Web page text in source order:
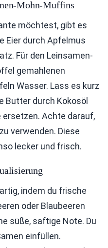
Mohn-Muffins
möchtest, gibt es
Eier durch Apfelmus
Für den Leinsamen-
gemahlenen
Wasser. Lass es kurz
Butter durch Kokosöl
ersetzen. Achte darauf,
verwenden. Diese
lecker und frisch.
indem du frische
oder Blaubeeren
süße, saftige Note. Du
einfüllen.